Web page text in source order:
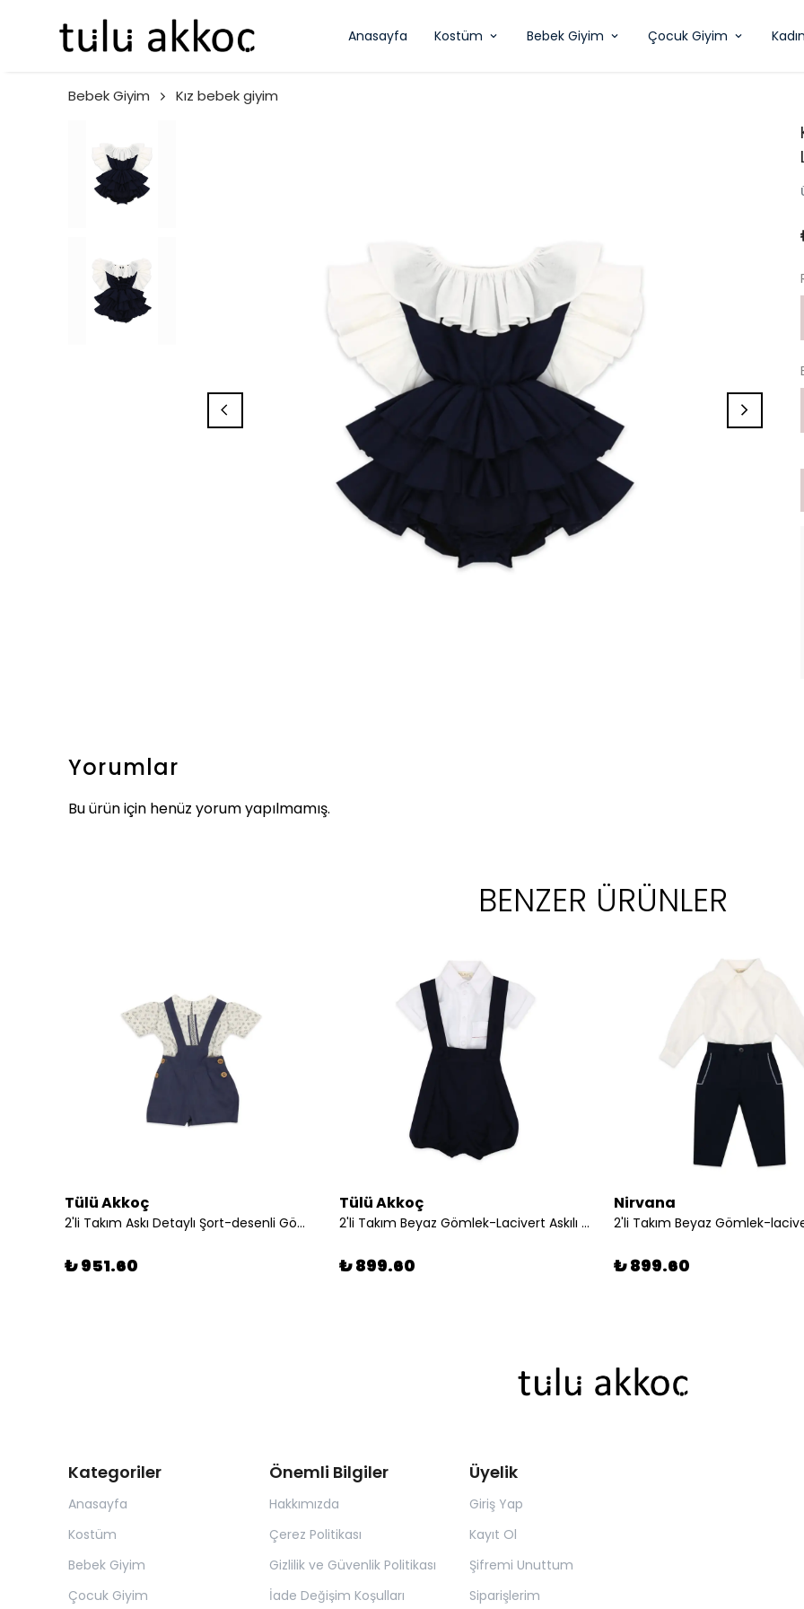
Anasayfa Kostüm Bebek Giyim Çocuk Giyim
Bebek Giyim Kız bebek giyim
Yorumlar
Bu ürün için henüz yorum yapılmamış.
BENZER ÜRÜNLER
Tülü Akkoç
2'li Takım Askı Detaylı Şort-desenli Gömlek
₺ 951.60
Tülü Akkoç
2'li Takım Beyaz Gömlek-Lacivert Askılı Şort
₺ 899.60
Nirvana
₺ 899.60
Kategoriler
Anasayfa
Kostüm
Bebek Giyim
Çocuk Giyim
Önemli Bilgiler
Hakkımızda
Çerez Politikası
Gizlilik ve Güvenlik Politikası
İade Değişim Koşulları
Üyelik
Giriş Yap
Kayıt Ol
Şifremi Unuttum
Siparişlerim